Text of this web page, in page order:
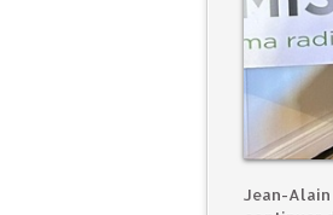
Jean-